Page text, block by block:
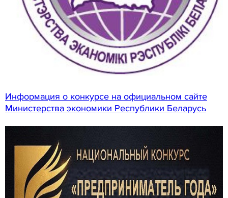
Информация о конкурсе на официальном сайте
Министерства экономики Республики Беларусь